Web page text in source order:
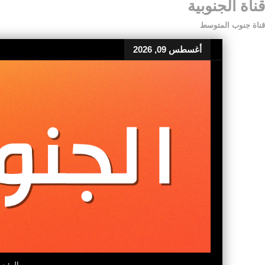
قناة الجنوبية
قناة جنوب المتوسط
أغسطس 09, 2026